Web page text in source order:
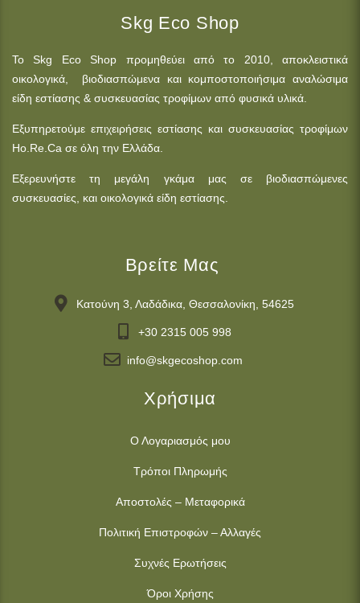
Skg Eco Shop
Το Skg Eco Shop προμηθεύει από το 2010, αποκλειστικά
οικολογικά, βιοδιασπώμενα και κομποστοποιήσιμα αναλώσιμα
είδη εστίασης & συσκευασίας τροφίμων από φυσικά υλικά.
Εξυπηρετούμε επιχειρήσεις εστίασης και συσκευασίας τροφίμων
Ho.Re.Ca σε όλη την Ελλάδα.
Εξερευνήστε τη μεγάλη γκάμα μας σε βιοδιασπώμενες
συσκευασίες, και οικολογικά είδη εστίασης.
Βρείτε Μας
Κατούνη 3, Λαδάδικα, Θεσσαλονίκη, 54625
+30 2315 005 998
info@skgecoshop.com
Χρήσιμα
Ο Λογαριασμός μου
Τρόποι Πληρωμής
Αποστολές – Μεταφορικά
Πολιτική Επιστροφών – Αλλαγές
Συχνές Ερωτήσεις
Όροι Χρήσης